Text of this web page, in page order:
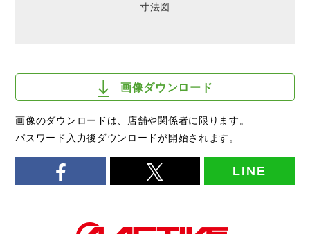
寸法図
画像ダウンロード
画像のダウンロードは、店舗や関係者に限ります。
パスワード入力後ダウンロードが開始されます。
LINE